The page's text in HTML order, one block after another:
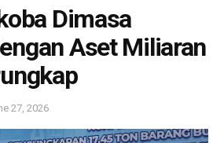
Dimasa
Aset Miliaran
27, 2026